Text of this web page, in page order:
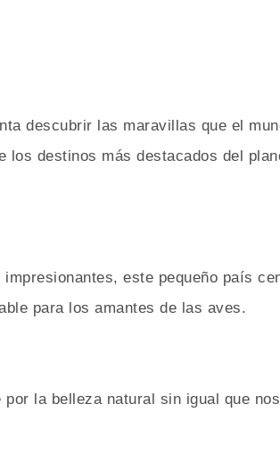
descubrir las maravillas que el
destinos más destacados del
este pequeño país
para los amantes de las aves.
la belleza natural sin igual que